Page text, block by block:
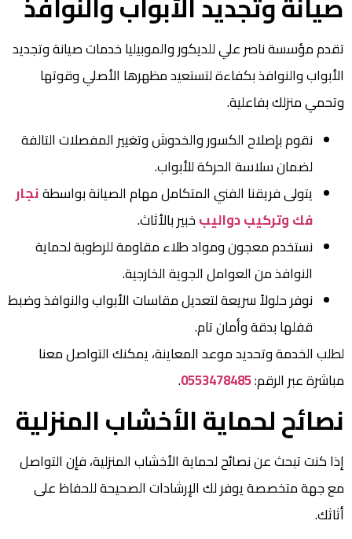
تقدم مؤسسة ناصر علي للديكور والموبيليا خدمات صيانة وتجديد
الأبواب والنوافذ بكفاءة لتستعيد مظهرها الأصلي وقوتها
وتحمي منزلك بفاعلية.
نقوم بإصلاح الكسور والخدوش وتغيير المفصلات التالفة
لضمان سلاسة الحركة للأبواب.
يتولى فريقنا الفني المتكامل مهام الصيانة بواسطةنجار
فك وتركيب دواليبخبير بالأثاث.
نستخدم معجون ومواد طلاء مقاومة للرطوبة لحماية
النوافذ من العوامل الجوية الخارجية.
نوفر حلولاً سريعة لتعديل مقاسات الأبواب والنوافذ وضبط
قفلها بدقة وأمان تام.
لطلب الخدمة وتحديد موعد المعاينة، يمكنك التواصل معنا
مباشرة عبر الرقم:0553478485
.
نصائح لحماية الأخشاب المنزلية
إذا كنت تبحث عن نصائح لحماية الأخشاب المنزلية، فإن التواصل
مع جهة متخصصة يوفر لك الإرشادات الصحيحة للحفاظ على
أثاثك.